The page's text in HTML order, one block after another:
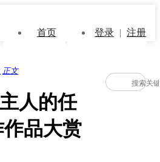
首页 登录 | 注册
正文
人的任
品大赏